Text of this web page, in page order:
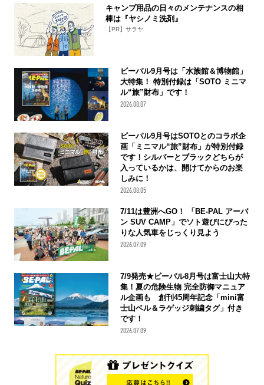
キャンプ用品の日々のメンテナンスの相
棒は『ヤシノミ洗剤』
【PR】サラヤ
ビーパル9月号は「水族館＆博物館」
大特集！ 特別付録は「SOTO ミニマ
ル“旅”財布」です！
2026.08.07
ビーパル9月号はSOTOとのコラボ企
画「ミニマル“旅”財布」が特別付録
です！シルバーとブラックどちらが
入っているかは、開けてからのお楽
しみに！
2026.08.05
7/11は豊洲へGO！ 「BE-PAL アーバ
ン SUV CAMP」でソト遊びにぴった
りな人気車をじっくり見よう
2026.07.09
7/9発売★ビーパル8月号は富士山大特
集！夏の危険生物 完全防御マニュア
ル企画も 創刊45周年記念「mini富
士山ベル＆ラゲッジ刺繍タグ」付き
です！
2026.07.09